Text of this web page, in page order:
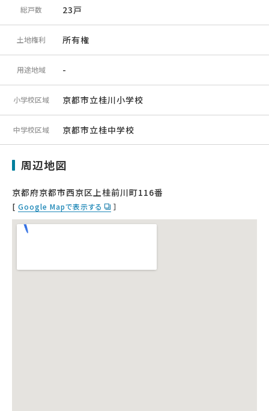
総戸数 23戸
土地権利 所有権
用途地域 -
小学校区域 京都市立桂川小学校
中学校区域 京都市立桂中学校
周辺地図
京都府京都市西京区上桂前川町116番
[ Google Mapで表示する ］